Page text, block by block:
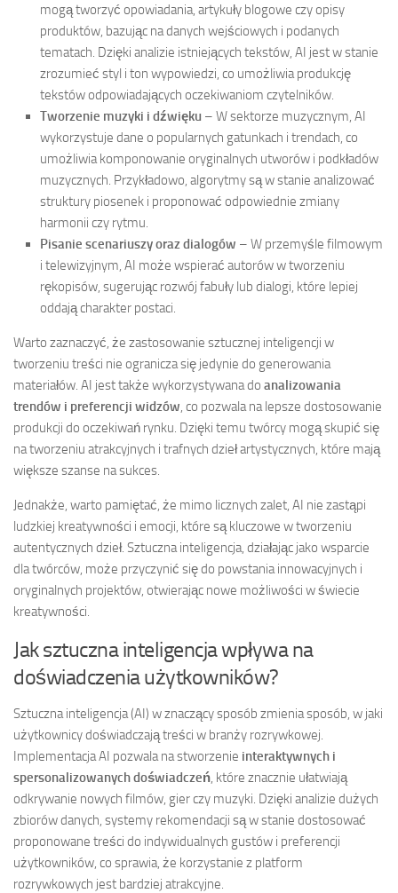
mogą tworzyć opowiadania, artykuły blogowe czy opisy
produktów, bazując na danych wejściowych i podanych
tematach. Dzięki analizie istniejących tekstów, AI jest w stanie
zrozumieć styl i ton wypowiedzi, co umożliwia produkcję
tekstów odpowiadających oczekiwaniom czytelników.
Tworzenie muzyki i dźwięku – W sektorze muzycznym, AI
wykorzystuje dane o popularnych gatunkach i trendach, co
umożliwia komponowanie oryginalnych utworów i podkładów
muzycznych. Przykładowo, algorytmy są w stanie analizować
struktury piosenek i proponować odpowiednie zmiany
harmonii czy rytmu.
Pisanie scenariuszy oraz dialogów – W przemyśle filmowym
i telewizyjnym, AI może wspierać autorów w tworzeniu
rękopisów, sugerując rozwój fabuły lub dialogi, które lepiej
oddają charakter postaci.
Warto zaznaczyć, że zastosowanie sztucznej inteligencji w
tworzeniu treści nie ogranicza się jedynie do generowania
materiałów. AI jest także wykorzystywana do analizowania
trendów i preferencji widzów, co pozwala na lepsze dostosowanie
produkcji do oczekiwań rynku. Dzięki temu twórcy mogą skupić się
na tworzeniu atrakcyjnych i trafnych dzieł artystycznych, które mają
większe szanse na sukces.
Jednakże, warto pamiętać, że mimo licznych zalet, AI nie zastąpi
ludzkiej kreatywności i emocji, które są kluczowe w tworzeniu
autentycznych dzieł. Sztuczna inteligencja, działając jako wsparcie
dla twórców, może przyczynić się do powstania innowacyjnych i
oryginalnych projektów, otwierając nowe możliwości w świecie
kreatywności.
Jak sztuczna inteligencja wpływa na
doświadczenia użytkowników?
Sztuczna inteligencja (AI) w znaczący sposób zmienia sposób, w jaki
użytkownicy doświadczają treści w branży rozrywkowej.
Implementacja AI pozwala na stworzenie interaktywnych i
spersonalizowanych doświadczeń, które znacznie ułatwiają
odkrywanie nowych filmów, gier czy muzyki. Dzięki analizie dużych
zbiorów danych, systemy rekomendacji są w stanie dostosować
proponowane treści do indywidualnych gustów i preferencji
użytkowników, co sprawia, że korzystanie z platform
rozrywkowych jest bardziej atrakcyjne.